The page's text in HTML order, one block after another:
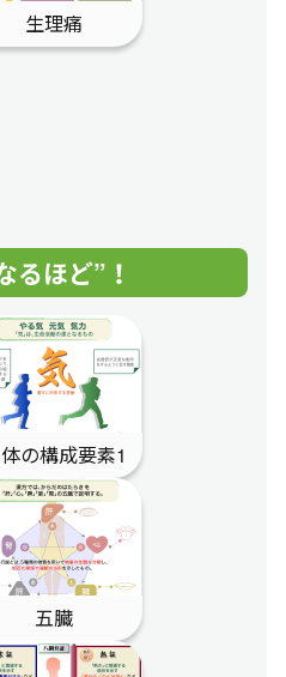
生理痛
るほど”！
の構成要素1
五臓